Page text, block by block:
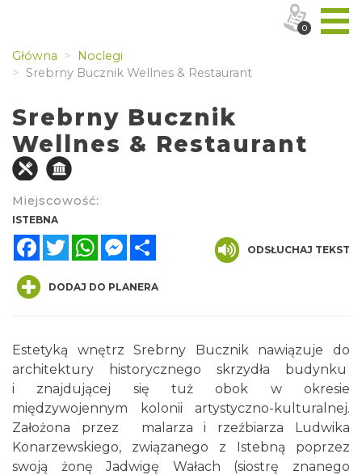
Główna
Noclegi
Srebrny Bucznik Wellnes & Restaurant
Srebrny Bucznik
Wellnes & Restaurant
Miejscowość:
ISTEBNA
FacebookTwitterWhatsAppMessenger
ODSŁUCHAJ TEKST
DODAJ DO PLANERA
Estetyką wnętrz Srebrny Bucznik nawiązuje do
architektury historycznego skrzydła budynku
i znajdującej się tuż obok w okresie
międzywojennym kolonii artystyczno-kulturalnej.
Założona przez malarza i rzeźbiarza Ludwika
Konarzewskiego, związanego z Istebną poprzez
swoją żonę Jadwigę Wałach (siostrę znanego
0